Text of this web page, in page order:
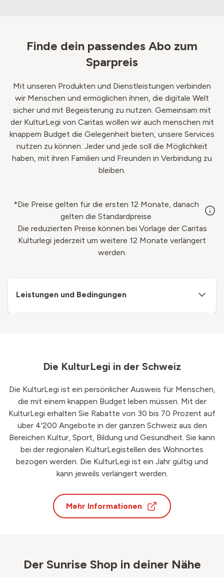
Finde dein passendes Abo zum
Sparpreis
Mit unseren Produkten und Dienstleistungen verbinden
wir Menschen und ermöglichen ihnen, die digitale Welt
sicher und mit Begeisterung zu nutzen. Gemeinsam mit
der KulturLegi von Caritas wollen wir auch menschen mit
knappem Budget die Gelegenheit bieten, unsere Services
nutzen zu können. Jeder und jede soll die Möglichkeit
haben, mit ihren Familien und Freunden in Verbindung zu
bleiben.
*Die Preise gelten für die ersten 12 Monate, danach
gelten die Standardpreise
Die reduzierten Preise können bei Vorlage der Caritas
Kulturlegi jederzeit um weitere 12 Monate verlängert
werden.
Leistungen und Bedingungen
Die KulturLegi in der Schweiz
Die KulturLegi ist ein persönlicher Ausweis für Menschen,
die mit einem knappen Budget leben müssen. Mit der
KulturLegi erhalten Sie Rabatte von 30 bis 70 Prozent auf
über 4'200 Angebote in der ganzen Schweiz aus den
Bereichen Kultur, Sport, Bildung und Gesundheit. Sie kann
bei der regionalen KulturLegistellen des Wohnortes
bezogen werden. Die KulturLegi ist ein Jahr gültig und
kann jeweils verlängert werden.
Mehr Informationen
Der Sunrise Shop in deiner Nähe